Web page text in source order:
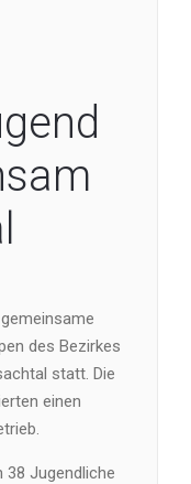
des Bezirkes
statt. Die
einen
Jugendliche